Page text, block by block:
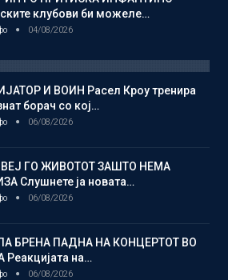
клубови би можеле…
04/08/2026
И ВОИН Расел Кроу тренира
борач со кој…
06/08/2026
ГО ЖИВОТОТ ЗАШТО НЕМА
Слушнете ја новата…
06/08/2026
БРЕНА ПАДНА НА КОНЦЕРТОТ ВО
Реакцијата на…
06/08/2026